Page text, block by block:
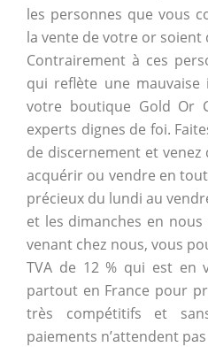
les personnes que vous
la vente de votre or soient
Contrairement à ces
qui reflète une mauvaise
votre boutique Gold Or
experts dignes de foi.
de discernement et
acquérir ou vendre en
précieux du lundi au
et les dimanches en nous
venant chez nous, vous
TVA de 12 % qui est en
partout en France pour
très compétitifs et
paiements n’attendent